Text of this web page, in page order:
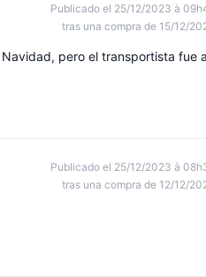
Publicado el 25/12/2023 à
tras una compra de 15/12/
pero el transportista fue a
Publicado el 25/12/2023 à
tras una compra de 12/12/